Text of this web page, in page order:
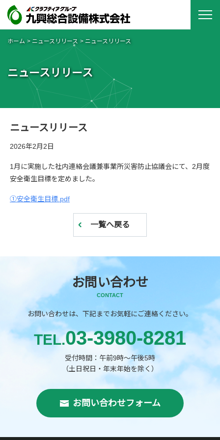
ホーム ニュースリリース ニュースリリース
ニュースリリース
ニュースリリース
2026年2月2日
1月に実施した社内連絡会議兼事業所災害防止協議会にて、2月度
安全衛生目標を定めました。
①安全衛生目標.pdf
一覧へ戻る
お問い合わせ
CONTACT
お問い合わせは、下記までお気軽にご連絡ください。
TEL.03-3980-8281
受付時間：午前9時～午後5時
（土日祝日・年末年始を除く）
お問い合わせフォーム